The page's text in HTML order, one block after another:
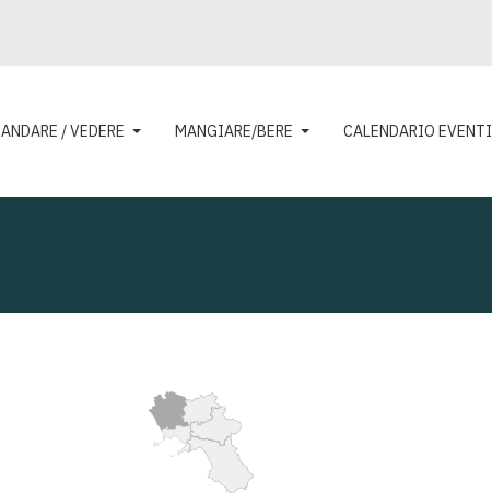
ANDARE / VEDERE MANGIARE/BERE CALENDARIO EVENTI